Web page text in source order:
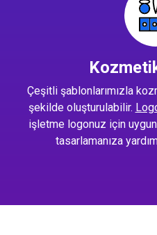
Çeşitli şablonlarımızla
şekilde oluşturulabilir.
işletme logonuz için
tasarlamanıza